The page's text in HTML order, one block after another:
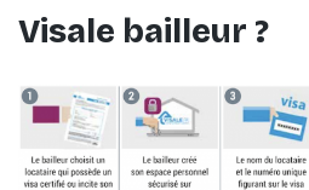
Visale bailleur ?